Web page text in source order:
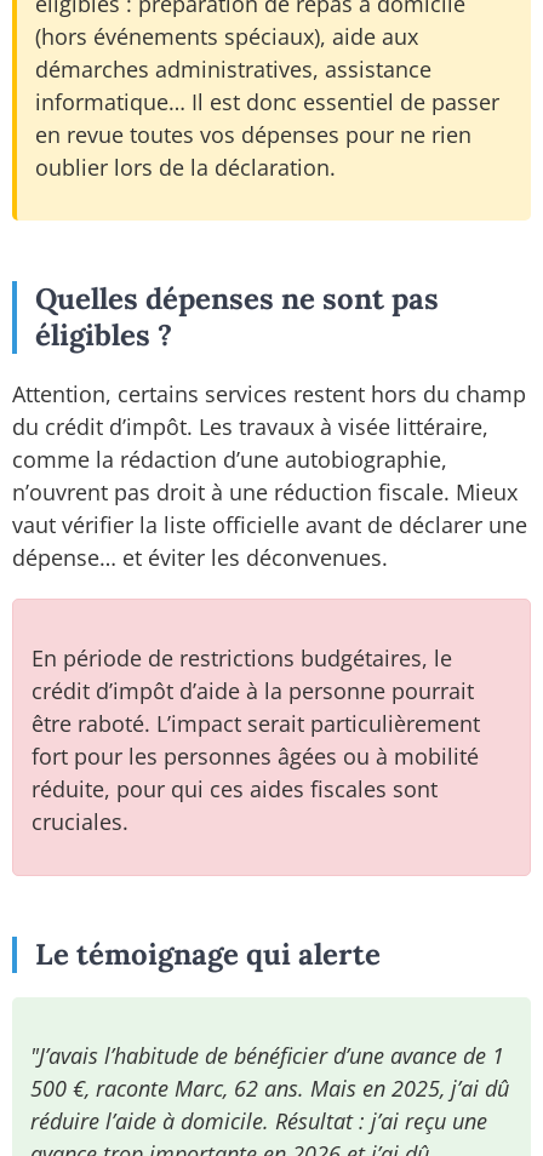
(hors événements spéciaux), aide aux
démarches administratives, assistance
informatique… Il est donc essentiel de passer
en revue toutes vos dépenses pour ne rien
oublier lors de la déclaration.
Quelles dépenses ne sont pas
éligibles ?
Attention, certains services restent hors du champ
du crédit d’impôt. Les travaux à visée littéraire,
comme la rédaction d’une autobiographie,
n’ouvrent pas droit à une réduction fiscale. Mieux
vaut vérifier la liste officielle avant de déclarer une
dépense… et éviter les déconvenues.
En période de restrictions budgétaires, le
crédit d’impôt d’aide à la personne pourrait
être raboté. L’impact serait particulièrement
fort pour les personnes âgées ou à mobilité
réduite, pour qui ces aides fiscales sont
cruciales.
Le témoignage qui alerte
"J’avais l’habitude de bénéficier d’une avance de 1
500 €, raconte Marc, 62 ans. Mais en 2025, j’ai dû
réduire l’aide à domicile. Résultat : j’ai reçu une